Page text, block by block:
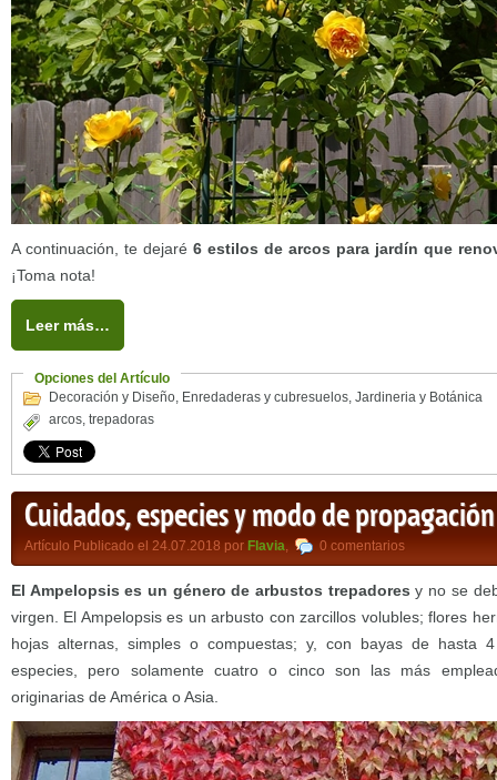
A continuación, te dejaré 6 estilos de arcos para jardín que
¡Toma nota!
Leer más…
Opciones del Artículo
Decoración y Diseño, Enredaderas y cubresuelos, Jardineria y Botánica
arcos, trepadoras
Cuidados, especies y modo de
Artículo Publicado el 24.07.2018 por Flavia, 0 comentarios
El Ampelopsis es un género de arbustos trepadores y no se
virgen. El Ampelopsis es un arbusto con zarcillos volubles; flores
hojas alternas, simples o compuestas; y, con bayas de hasta
especies, pero solamente cuatro o cinco son las más
originarias de América o Asia.